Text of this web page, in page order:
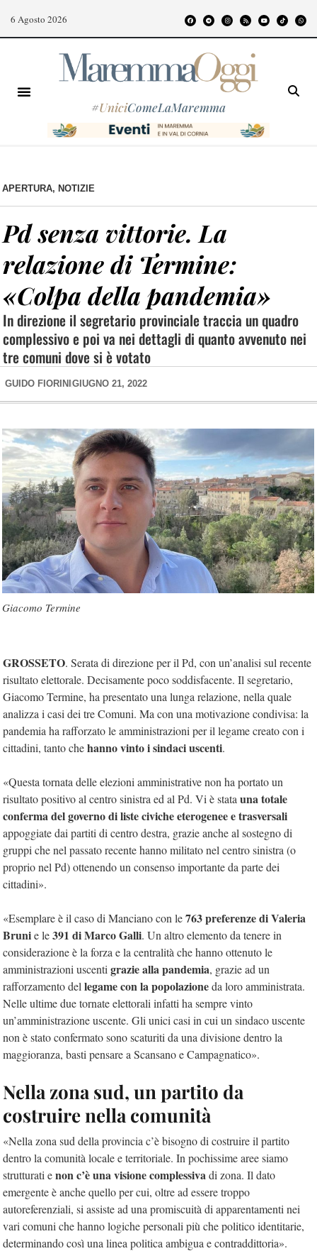
6 Agosto 2026
#UniciComeLaMaremma
APERTURA, NOTIZIE
Pd senza vittorie. La
relazione di Termine:
«Colpa della pandemia»
In direzione il segretario provinciale traccia un quadro
complessivo e poi va nei dettagli di quanto avvenuto nei
tre comuni dove si è votato
GUIDO FIORINI GIUGNO 21, 2022
Giacomo Termine
GROSSETO. Serata di direzione per il Pd, con un’analisi sul recente
risultato elettorale. Decisamente poco soddisfacente. Il segretario,
Giacomo Termine, ha presentato una lunga relazione, nella quale
analizza i casi dei tre Comuni. Ma con una motivazione condivisa: la
pandemia ha rafforzato le amministrazioni per il legame creato con i
cittadini, tanto chehanno vinto i sindaci uscenti.
«Questa tornata delle elezioni amministrative non ha portato un
risultato positivo al centro sinistra ed al Pd. Vi è stata una totale
conferma del governo di liste civiche eterogenee e trasversali
appoggiate dai partiti di centro destra, grazie anche al sostegno di
gruppi che nel passato recente hanno militato nel centro sinistra (o
proprio nel Pd) ottenendo un consenso importante da parte dei
cittadini».
«Esemplare è il caso di Manciano con le763 preferenze di Valeria
Brunie le391 di Marco Galli. Un altro elemento da tenere in
considerazione è la forza e la centralità che hanno ottenuto le
amministrazioni uscenti grazie alla pandemia, grazie ad un
rafforzamento del legame con la popolazioneda loro amministrata.
Nelle ultime due tornate elettorali infatti ha sempre vinto
un’amministrazione uscente. Gli unici casi in cui un sindaco uscente
non è stato confermato sono scaturiti da una divisione dentro la
maggioranza, basti pensare a Scansano e Campagnatico».
Nella zona sud, un partito da
costruire nella comunità
«Nella zona sud della provincia c’è bisogno di costruire il partito
dentro la comunità locale e territoriale. In pochissime aree siamo
strutturati enon c’è una visione complessivadi zona. Il dato
emergente è anche quello per cui, oltre ad essere troppo
autoreferenziali, si assiste ad una promiscuità di apparentamenti nei
vari comuni che hanno logiche personali più che politico identitarie,
determinando così una linea politica ambigua e contraddittoria».